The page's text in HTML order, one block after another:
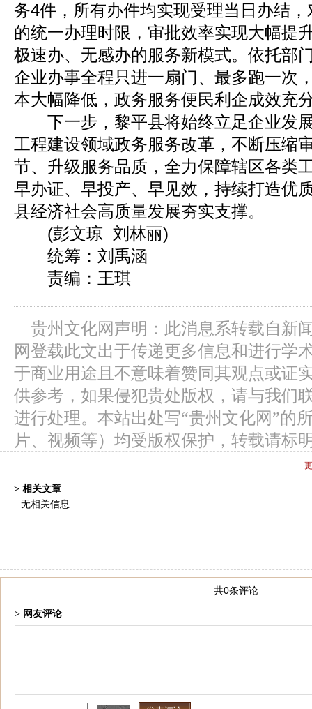
务4件，所有办件均实现受理当日办结
的统一办理时限，审批效率实现大幅提
极速办、无感办的服务新模式。依托部
企业办事全程只进一扇门、最多跑一次
本大幅降低，政务服务便民利企成效充
下一步，黎平县将始终立足企业发
工程建设领域政务服务改革，不断压缩
节、升级服务品质，全力保障辖区各类
早办证、早投产、早见效，持续打造优
县经济社会高质量发展夯实支撑。
(彭文琼 刘林丽)
统筹：刘禹涵
责编：王琪
贵州文化网声明：此消息系转载自新
网登载此文出于传递更多信息和进行学
于商业用途且不意味着赞同其观点或证
供参考，如果侵犯贵处版权，请与我们
进行处理。本站出处写“贵州文化网”的
片、视频等）均受版权保护，转载请标
> 相关文章
无相关信息
共0条评论
> 网友评论